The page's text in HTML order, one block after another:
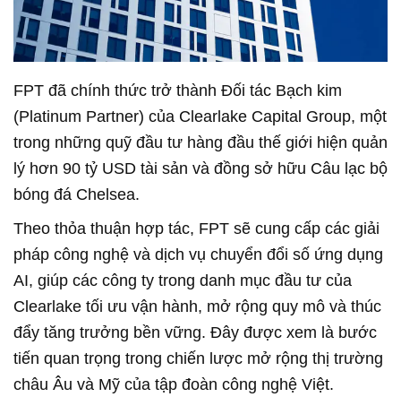
FPT đã chính thức trở thành Đối tác Bạch kim
(Platinum Partner) của Clearlake Capital Group, một
trong những quỹ đầu tư hàng đầu thế giới hiện quản
lý hơn 90 tỷ USD tài sản và đồng sở hữu Câu lạc bộ
bóng đá Chelsea.
Theo thỏa thuận hợp tác, FPT sẽ cung cấp các giải
pháp công nghệ và dịch vụ chuyển đổi số ứng dụng
AI, giúp các công ty trong danh mục đầu tư của
Clearlake tối ưu vận hành, mở rộng quy mô và thúc
đẩy tăng trưởng bền vững. Đây được xem là bước
tiến quan trọng trong chiến lược mở rộng thị trường
châu Âu và Mỹ của tập đoàn công nghệ Việt.